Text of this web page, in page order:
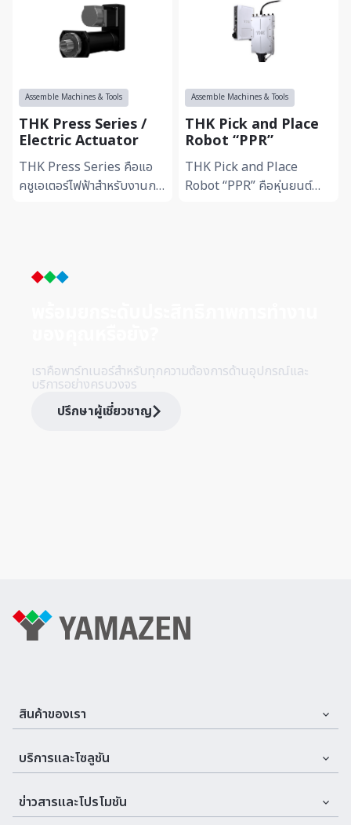
Assemble Machines & Tools
THK Press Series /
Electric Actuator
THK Press Series คือแอ
คชูเอเตอร์ไฟฟ้าสำหรับงานกด
Assemble Machines & Tools
THK Pick and Place
Robot “PPR”
THK Pick and Place
Robot “PPR” คือหุ่นยนต์
เราคือพาร์ทเนอร์สำหรับทุกความต้องการด้านอุปกรณ์และ
บริการอย่างครบวงจร
ปรึกษาผู้เชี่ยวชาญ
สินค้าของเรา
Assemble Machines & Tools
Cutting Tools
บริการและโซลูชัน
บริการและที่ปรึกษา
ข่าวสารและโปรโมชัน